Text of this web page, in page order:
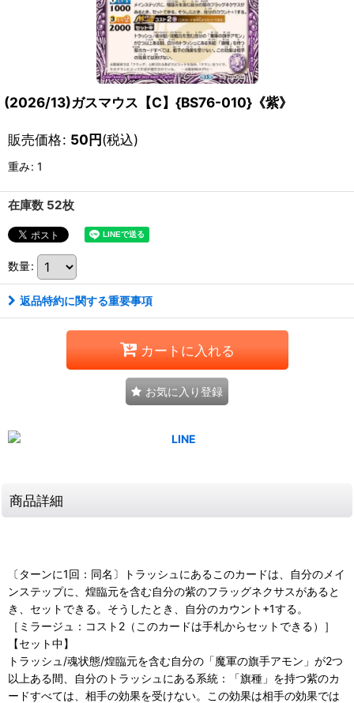
(2026/13)ガスマウス【C】{BS76-010}《紫》
販売価格: 50円(税込)
重み: 1
在庫数 52枚
数量:
返品特約に関する重要事項
カートに入れる
お気に入り登録
商品詳細
〔ターンに1回：同名〕トラッシュにあるこのカードは、自分のメイ
ンステップに、煌臨元を含む自分の紫のフラッグネクサスがあると
き、セットできる。そうしたとき、自分のカウント+1する。
［ミラージュ：コスト2（このカードは手札からセットできる）］
【セット中】
トラッシュ/魂状態/煌臨元を含む自分の「魔軍の旗手アモン」が2つ
以上ある間、自分のトラッシュにある系統：「旗種」を持つ紫のカ
ードすべては、相手の効果を受けない。この効果は相手の効果では